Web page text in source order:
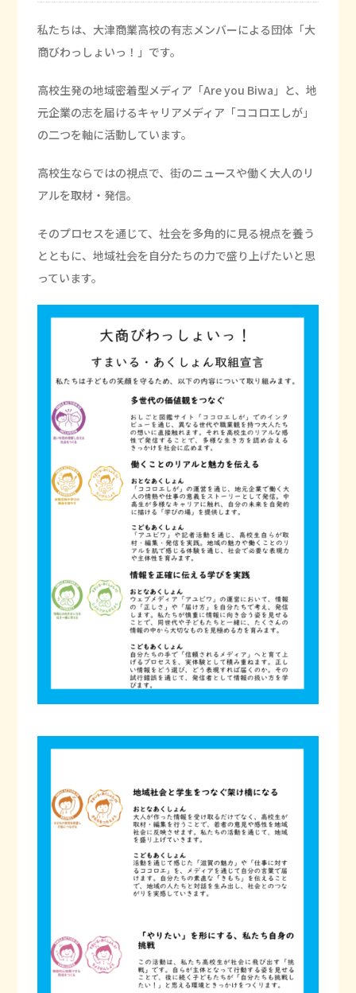
私たちは、大津商業高校の有志メンバーによる団体「大
商びわっしょいっ！」です。
高校生発の地域密着型メディア「Are you Biwa」と、地
元企業の志を届けるキャリアメディア「ココロエしが」
の二つを軸に活動しています。
高校生ならではの視点で、街のニュースや働く大人のリ
アルを取材・発信。
そのプロセスを通じて、社会を多角的に見る視点を養う
とともに、地域社会を自分たちの力で盛り上げたいと思
っています。